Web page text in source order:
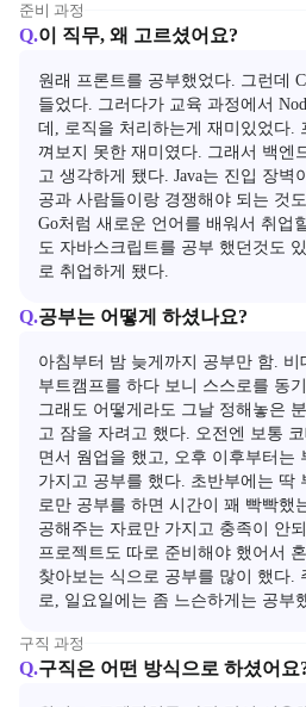
준비 과정
Q.이 직무, 왜 고르셨어요?
원래 프론트를 공부했었다. 그런데
들었다. 그러다가 교육 과정에서
데, 로직을 처리하는게 재미있었다.
껴보지 못한 재미였다. 그래서 백엔
고 생각하게 됐다. Java는 진입 장벽
공과 사람들이랑 경쟁해야 되는 것
Go처럼 새로운 언어를 배워서 취업
도 자바스크립트를 공부 했던것도
로 취업하게 됐다.
Q.공부는 어떻게 하셨나요?
아침부터 밤 늦게까지 공부만 함.
부트캠프를 하다 보니 스스로를 동
그래도 어떻게라도 그날 정해놓은
고 잠을 자려고 했다. 오전엔 보통
면서 웜업을 했고, 오후 이후부터는
가지고 공부를 했다. 초반부에는 딱
로만 공부를 하면 시간이 꽤 빡빡했
공해주는 자료만 가지고 충족이 안
프로젝트도 따로 준비해야 했어서
찾아보는 식으로 공부를 많이 했다.
로, 일요일에는 좀 느슨하게는 공부
구직 과정
Q.구직은 어떤 방식으로 하셨어요